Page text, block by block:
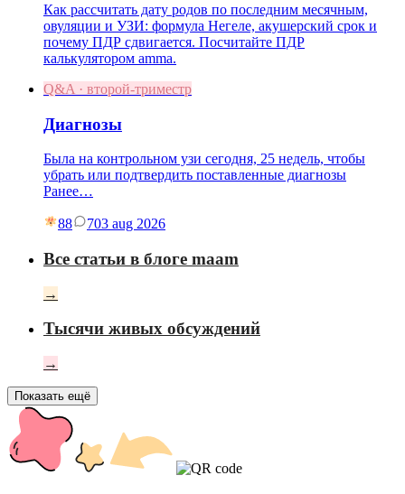
Как рассчитать дату родов по последним месячным,
овуляции и УЗИ: формула Негеле, акушерский срок и
почему ПДР сдвигается. Посчитайте ПДР
калькулятором amma.
Q&A · второй-триместр
Диагнозы
Была на контрольном узи сегодня, 25 недель, чтобы
убрать или подтвердить поставленные диагнозы
Ранее…
88 703 aug 2026
Все статьи в блоге maam
→
Тысячи живых обсуждений
→
Показать ещё